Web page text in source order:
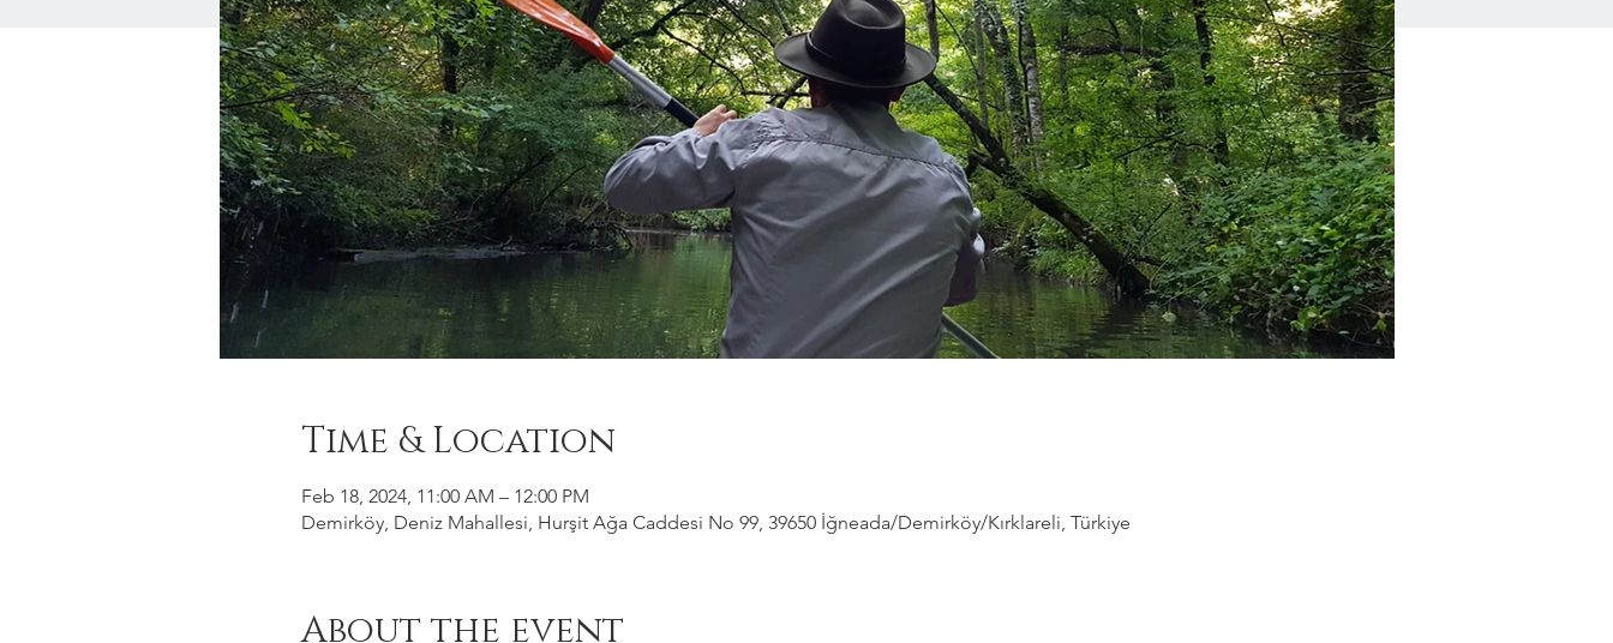
Time & Location
Feb 18, 2024, 11:00 AM – 12:00 PM
Demirköy, Deniz Mahallesi, Hurşit Ağa Caddesi No 99, 39650 İğneada/Demirköy/Kırklareli, Türkiye
About the event